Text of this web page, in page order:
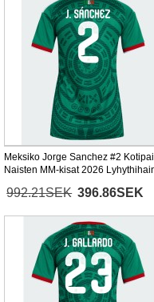
Meksiko Jorge Sanchez #2
Naisten MM-kisat 2026
992.21SEK 396.86SEK